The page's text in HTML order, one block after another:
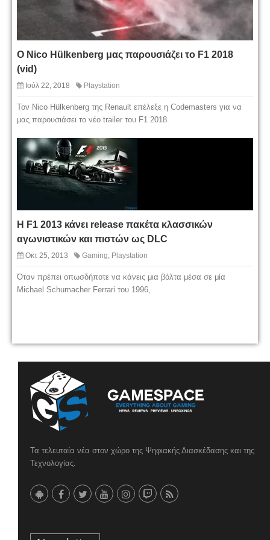
Ο Nico Hülkenberg μας παρουσιάζει το F1 2018
(vid)
Ιούλ 22, 2018 Playstation
Τον Nico Hülkenberg της Renault επέλεξε η Codemasters για να
μας παρουσιάσει το νέο trailer του F1 2018.
Η F1 2013 κάνει release πακέτα κλασσικών
αγωνιστικών και πιστών ως DLC
Οκτ 25, 2013 Gaming, Playstation
Όταν πρέπει οπωσδήποτε να κάνεις μια βόλτα μέσα σε μία
Michael Schumacher Ferrari του 1996,
Τα τελευταία νέα στον χώρο της Ψηφιακής Διασκέδασης και της
Τεχνολογίας.